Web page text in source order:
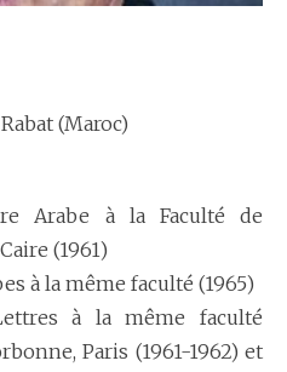
(Maroc)
Arabe à la Faculté de
(1961)
à la même faculté (1965)
à la même faculté
Paris (1961-1962) et